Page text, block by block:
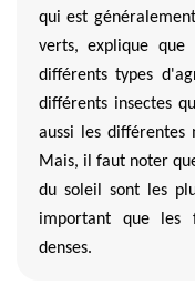
qui est
verts, explique que
différents types
différents insectes
aussi les différentes
Mais, il faut noter
du soleil sont les
important que les
denses.